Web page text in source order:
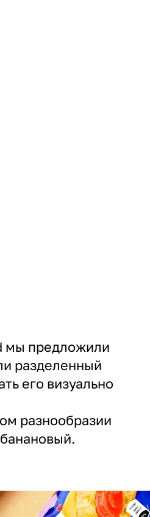
мы предложили
разделенный
его визуально
разнообразии